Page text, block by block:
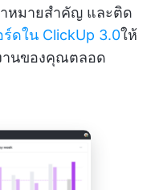
าหมายสำคัญ และติด
ดใน ClickUp 3.0ให้
นของคุณตลอด